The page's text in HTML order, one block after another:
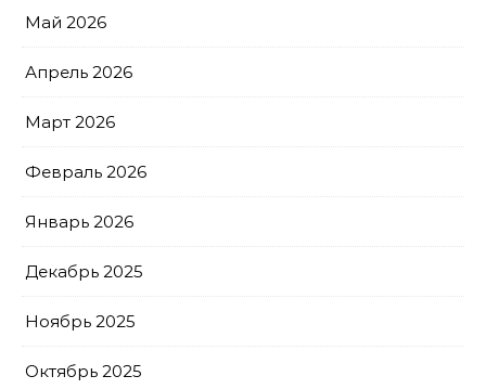
Май 2026
Апрель 2026
Март 2026
Февраль 2026
Январь 2026
Декабрь 2025
Ноябрь 2025
Октябрь 2025